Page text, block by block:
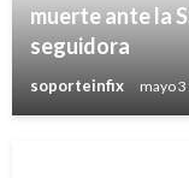
muerte ante la
seguidora
soporteinfix mayo